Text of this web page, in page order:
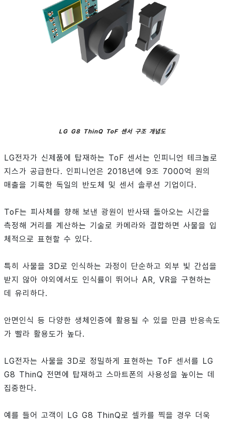
LG G8 ThinQ ToF 센서 구조 개념도
LG전자가 신제품에 탑재하는 ToF 센서는 인피니언 테크놀로
지스가 공급한다. 인피니언은 2018년에 9조 7000억 원의
매출을 기록한 독일의 반도체 및 센서 솔루션 기업이다.
ToF는 피사체를 향해 보낸 광원이 반사돼 돌아오는 시간을
측정해 거리를 계산하는 기술로 카메라와 결합하면 사물을 입
체적으로 표현할 수 있다.
특히 사물을 3D로 인식하는 과정이 단순하고 외부 빛 간섭을
받지 않아 야외에서도 인식률이 뛰어나 AR, VR을 구현하는
데 유리하다.
안면인식 등 다양한 생체인증에 활용될 수 있을 만큼 반응속도
가 빨라 활용도가 높다.
LG전자는 사물을 3D로 정밀하게 표현하는 ToF 센서를 LG
G8 ThinQ 전면에 탑재하고 스마트폰의 사용성을 높이는 데
집중한다.
예를 들어 고객이 LG G8 ThinQ로 셀카를 찍을 경우 더욱